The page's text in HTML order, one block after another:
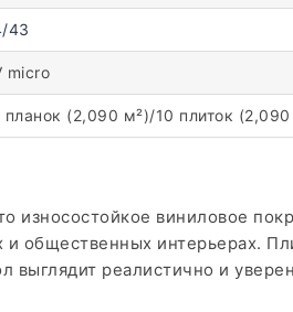
43
micro
планок (2,090 м²)/10 плиток (2,090
износостойкое виниловое
общественных интерьерах.
реалистично и